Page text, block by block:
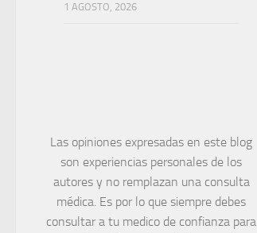
1 AGOSTO, 2026
Las opiniones expresadas en este blog
son experiencias personales de los
autores y no remplazan una consulta
médica. Es por lo que siempre debes
consultar a tu medico de confianza para